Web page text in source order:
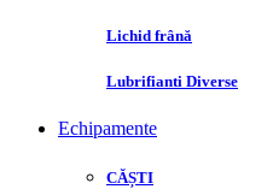
Lichid frână
Lubrifianti Diverse
Echipamente
CĂȘTI